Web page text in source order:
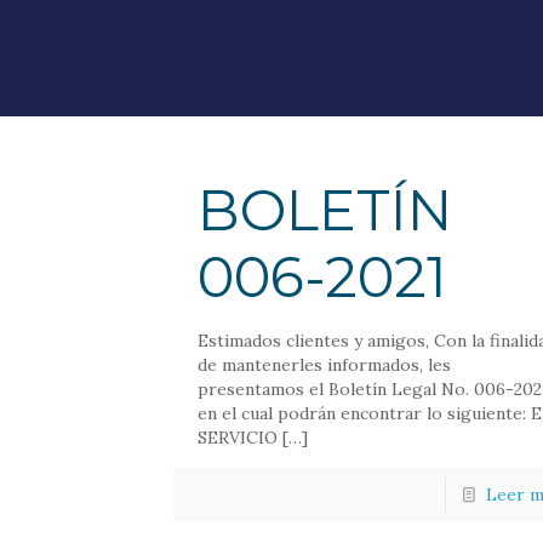
BOLETÍN
006-2021
Estimados clientes y amigos, Con la
de mantenerles informados, les
presentamos el Boletín Legal No. 006-
en el cual podrán encontrar lo siguiente:
SERVICIO […]
Leer